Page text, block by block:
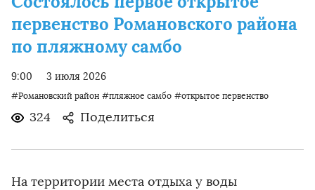
первенство Романовского района
по пляжному самбо
9:00 3 июля 2026
#Романовский район #пляжное самбо #открытое первенство
324 Поделиться
На территории места отдыха у воды